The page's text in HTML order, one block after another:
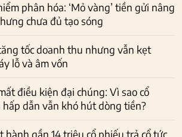
phân hóa: ‘Mỏ vàng’ tiền gửi nâng
chưa đủ tạo sóng
tốc doanh thu nhưng vẫn kẹt
lỗ và âm vốn
điều kiện đại chúng: Vì sao cổ
dẫn vẫn khó hút dòng tiền?
hành gần 14 triệu cổ phiếu trả cổ tức